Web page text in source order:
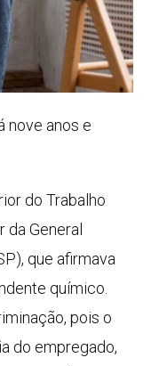
nove anos e
do Trabalho
General
que afirmava
químico.
pois o
do empregado,